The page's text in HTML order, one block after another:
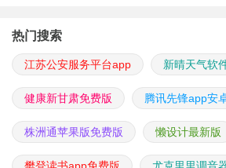
热门搜索
江苏公安服务平台app 新晴天气软
健康新甘肃免费版 腾讯先锋app安
株洲通苹果版免费版 懒设计最新版